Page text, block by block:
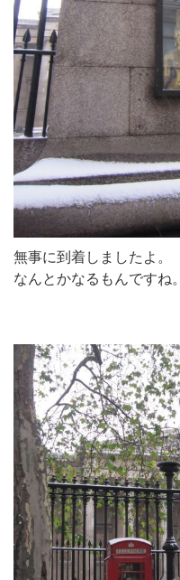
無事に到着しましたよ。
なんとかなるもんですね。